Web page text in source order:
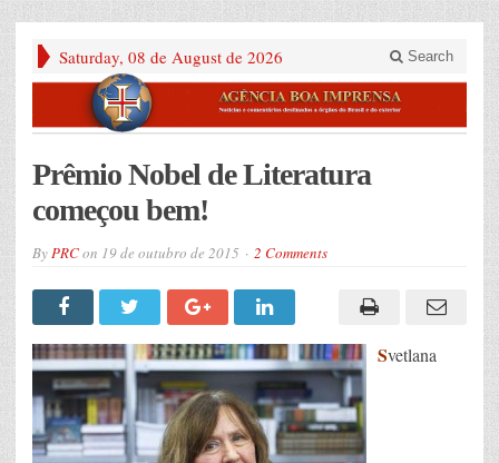
Saturday, 08 de August de 2026 Search
Prêmio Nobel de Literatura
começou bem!
ByPRCon 19 de outubro de 2015 2 Comments
Svetlana